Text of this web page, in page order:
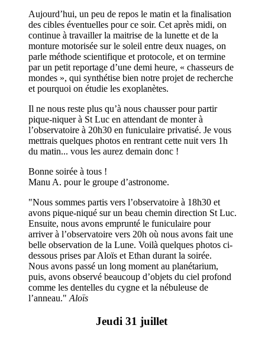
Aujourd’hui, un peu de repos le matin et la finalisation
des cibles éventuelles pour ce soir. Cet après midi, on
continue à travailler la maitrise de la lunette et de la
monture motorisée sur le soleil entre deux nuages, on
parle méthode scientifique et protocole, et on termine
par un petit reportage d’une demi heure, « chasseurs de
mondes », qui synthétise bien notre projet de recherche
et pourquoi on étudie les exoplanètes.
Il ne nous reste plus qu’à nous chausser pour partir
pique-niquer à St Luc en attendant de monter à
l’observatoire à 20h30 en funiculaire privatisé. Je vous
mettrais quelques photos en rentrant cette nuit vers 1h
du matin... vous les aurez demain donc !
Bonne soirée à tous !
Manu A. pour le groupe d’astronome.
"Nous sommes partis vers l’observatoire à 18h30 et
avons pique-niqué sur un beau chemin direction St Luc.
Ensuite, nous avons emprunté le funiculaire pour
arriver à l’observatoire vers 20h où nous avons fait une
belle observation de la Lune. Voilà quelques photos ci-
dessous prises par Aloïs et Ethan durant la soirée.
Nous avons passé un long moment au planétarium,
puis, avons observé beaucoup d’objets du ciel profond
comme les dentelles du cygne et la nébuleuse de
l’anneau." Aloïs
Jeudi 31 juillet